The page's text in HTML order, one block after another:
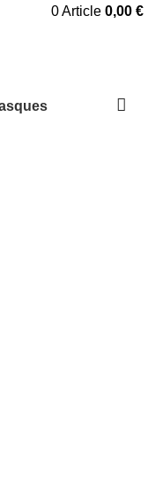
0Article 0,00 €